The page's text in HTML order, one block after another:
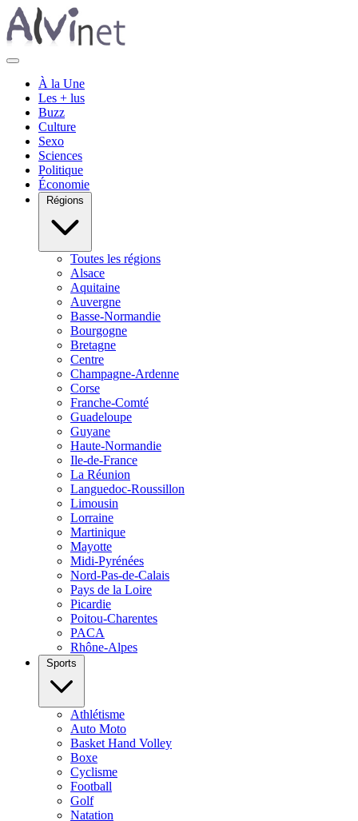
À la Une
Les + lus
Buzz
Culture
Sexo
Sciences
Politique
Économie
Régions
Toutes les régions
Alsace
Aquitaine
Auvergne
Basse-Normandie
Bourgogne
Bretagne
Centre
Champagne-Ardenne
Corse
Franche-Comté
Guadeloupe
Guyane
Haute-Normandie
Ile-de-France
La Réunion
Languedoc-Roussillon
Limousin
Lorraine
Martinique
Mayotte
Midi-Pyrénées
Nord-Pas-de-Calais
Pays de la Loire
Picardie
Poitou-Charentes
PACA
Rhône-Alpes
Sports
Athlétisme
Auto Moto
Basket Hand Volley
Boxe
Cyclisme
Football
Golf
Natation